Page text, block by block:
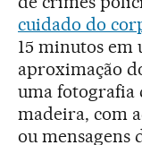
cuidado do
15 minutos em
aproximação
uma fotografia
madeira, com
ou mensagens